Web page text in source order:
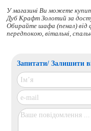
У магазині Ви можете
Дуб Крафт Золотий за
Обирайте шафа (пенал)від
передпокою, вітальні,
Запитати/ Залишити